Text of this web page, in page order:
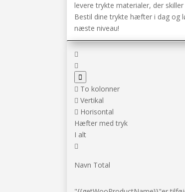
levere trykte materialer, der
Bestil dine trykte hæfter i dag og
næste niveau!
To kolonner
Vertikal
Horisontal
Hæfter med tryk
I alt
Navn Total